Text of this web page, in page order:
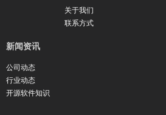
新闻资讯
公司动态
行业动态
开源软件知识
关于我们
联系方式